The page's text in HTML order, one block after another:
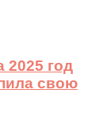
год
свою